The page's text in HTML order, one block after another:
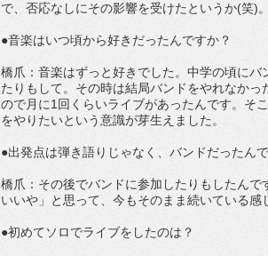
で、否応なしにその影響を受けたというか(笑)。
●音楽はいつ頃から好きだったんですか？
橋爪：音楽はずっと好きでした。中学の頃に
たりもして。その時は結局バンドをやれなか
ので月に1回くらいライブがあったんです。そ
をやりたいという意識が芽生えました。
●出発点は弾き語りじゃなく、バンドだったんで
橋爪：その後でバンドに参加したりもしたん
いいや」と思って、今もそのまま続いている感
●初めてソロでライブをしたのは？